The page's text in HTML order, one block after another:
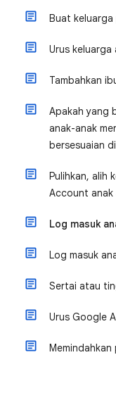
Buat
Urus
Tambahkan
Apakah yang
anak-anak
bersesuaian
Pulihkan, alih
Account anak
Log masuk
Log masuk
Sertai atau
Urus Google